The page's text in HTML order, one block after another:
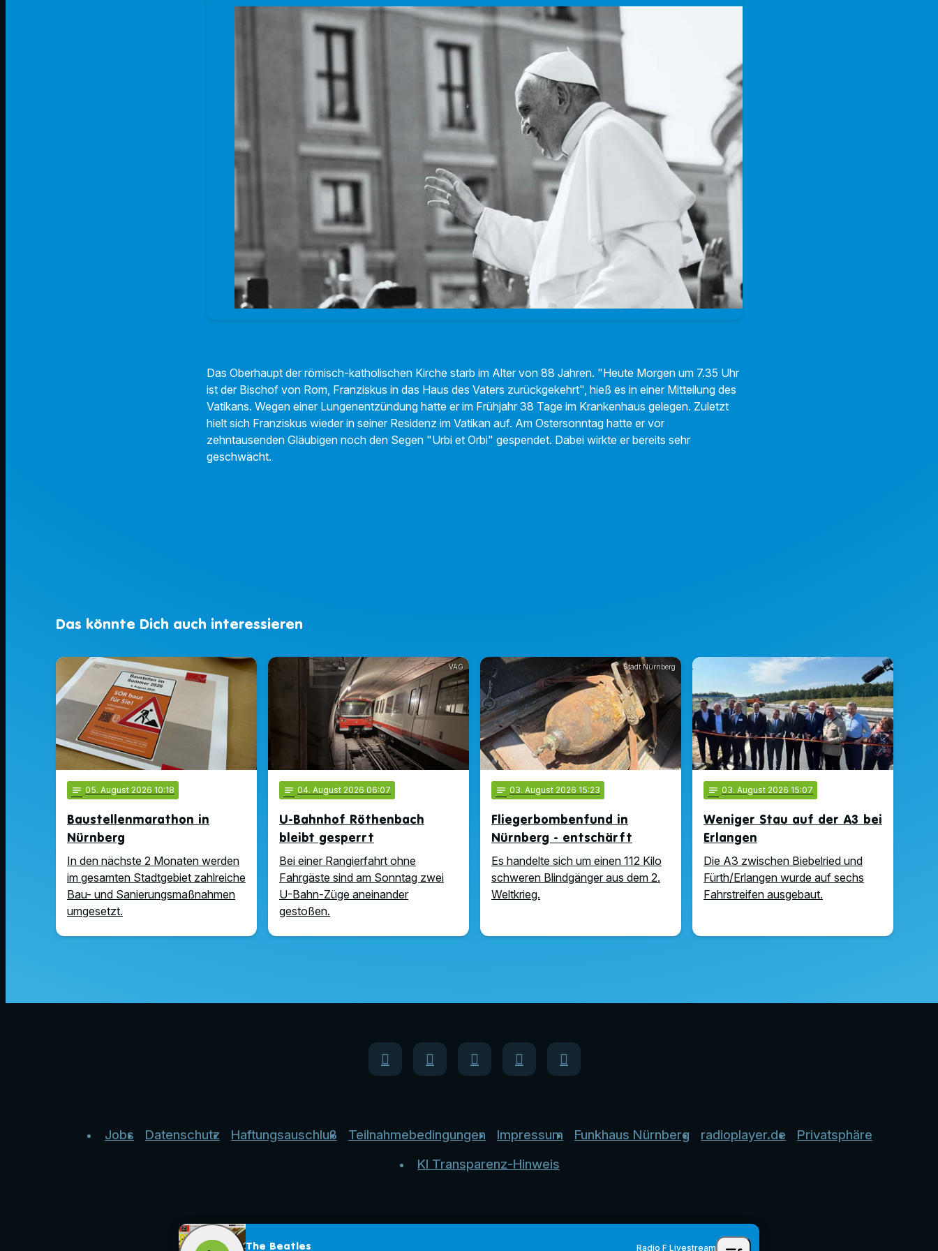
Das Oberhaupt der römisch-katholischen Kirche starb im Alter von 88 Jahren. "Heute Morgen um 7.35 Uhr
ist der Bischof von Rom, Franziskus in das Haus des Vaters zurückgekehrt", hieß es in einer Mitteilung des
Vatikans. Wegen einer Lungenentzündung hatte er im Frühjahr 38 Tage im Krankenhaus gelegen. Zuletzt
hielt sich Franziskus wieder in seiner Residenz im Vatikan auf. Am Ostersonntag hatte er vor
zehntausenden Gläubigen noch den Segen "Urbi et Orbi" gespendet. Dabei wirkte er bereits sehr
geschwächt.
Das könnte Dich auch interessieren
notes 05. August 2026 10:18
Baustellenmarathon in
Nürnberg
In den nächste 2 Monaten werden
im gesamten Stadtgebiet zahlreiche
Bau- und Sanierungsmaßnahmen
umgesetzt.
VAG
notes 04. August 2026 06:07
U-Bahnhof Röthenbach
bleibt gesperrt
Bei einer Rangierfahrt ohne
Fahrgäste sind am Sonntag zwei
U-Bahn-Züge aneinander
gestoßen.
Stadt Nürnberg
notes 03. August 2026 15:23
Fliegerbombenfund in
Nürnberg - entschärft
Es handelte sich um einen 112 Kilo
schweren Blindgänger aus dem 2.
Weltkrieg.
notes 03. August 2026 15:07
Weniger Stau auf der A3 bei
Erlangen
Die A3 zwischen Biebelried und
Fürth/Erlangen wurde auf sechs
Fahrstreifen ausgebaut.
Jobs Datenschutz Haftungsauschluß Teilnahmebedingungen Impressum Funkhaus Nürnberg radioplayer.de
Privatsphäre
KI Transparenz-Hinweis
The Beatles Radio F Livestream